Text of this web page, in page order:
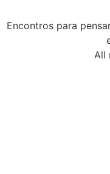
Encontros para
All